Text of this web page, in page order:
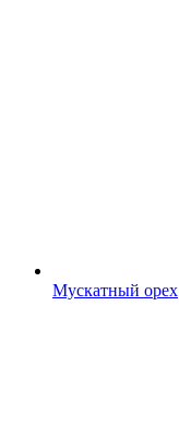
Мускатный орех